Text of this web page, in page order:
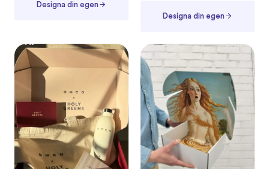
Designa din egen
Designa din egen